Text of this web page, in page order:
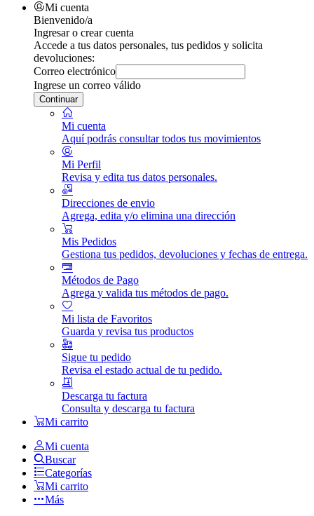
Mi cuenta
Bienvenido/a
Ingresar o crear cuenta
Accede a tus datos personales, tus pedidos y solicita
devoluciones:
Correo electrónico
Ingrese un correo válido
Continuar
Mi cuenta
Aquí podrás consultar todos tus movimientos
Mi Perfil
Revisa y edita tus datos personales.
Direcciones de envio
Agrega, edita y/o elimina una dirección
Mis Pedidos
Gestiona tus pedidos, devoluciones y fechas de entrega.
Métodos de Pago
Agrega y valida tus métodos de pago.
Mi lista de Favoritos
Guarda y revisa tus productos
Sigue tu pedido
Revisa el estado actual de tu pedido.
Descarga tu factura
Consulta y descarga tu factura
Mi carrito
Mi cuenta
Buscar
Categorías
Mi carrito
Más